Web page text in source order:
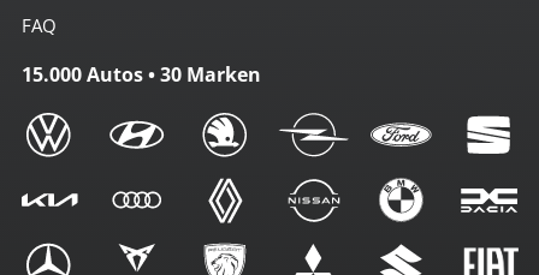
FAQ
15.000 Autos • 30 Marken